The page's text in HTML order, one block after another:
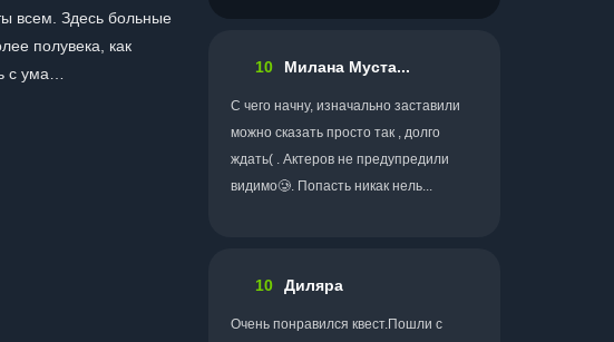
всем. Здесь больные
полувека, как
с ума…
10 Милана Муста...
С чего начну, изначально заставили
можно сказать просто так , долго
ждать( . Актеров не предупредили
видимо🥲. Попасть никак нель...
10 Диляра
Очень понравился квест.Пошли с